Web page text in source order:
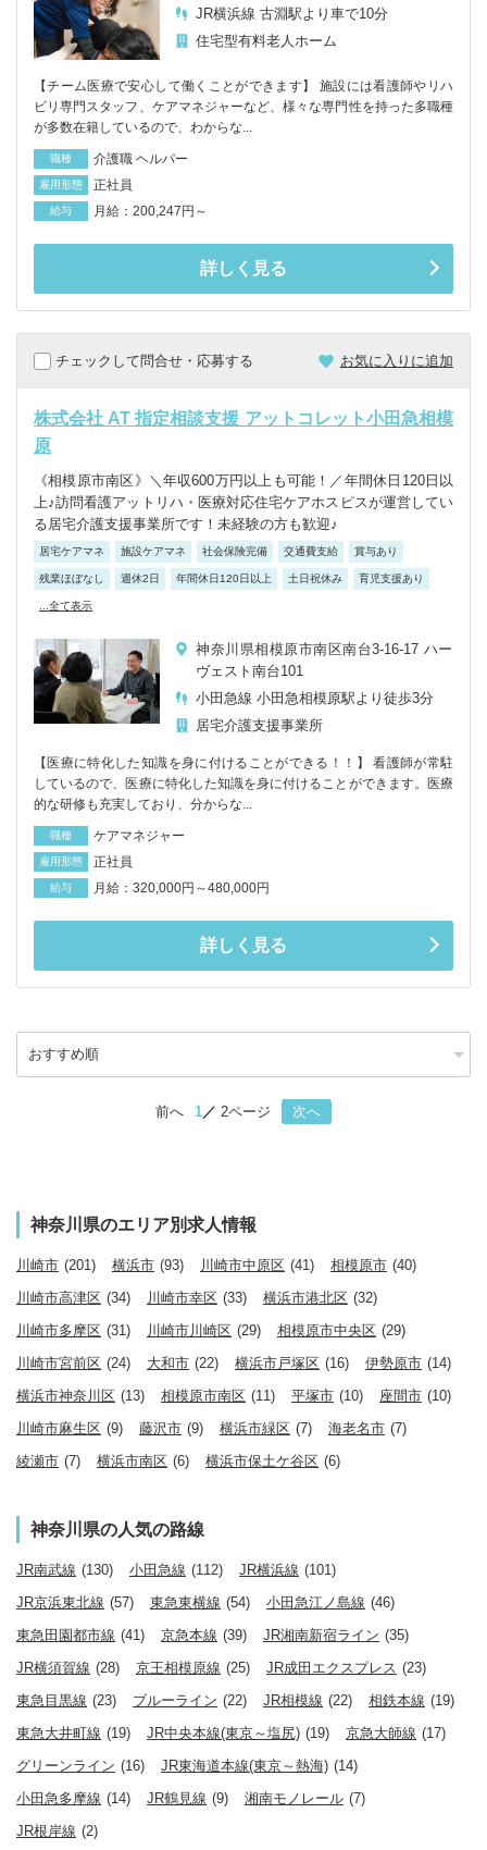
JR横浜線 古淵駅より車で10分
住宅型有料老人ホーム
【チーム医療で安心して働くことができます】 施設には看護師やリハ
ビリ専門スタッフ、ケアマネジャーなど、様々な専門性を持った多職種
が多数在籍しているので、わからな...
職種 介護職 ヘルパー
雇用形態 正社員
給与 月給：200,247円～
詳しく見る
チェックして問合せ・応募する お気に入りに追加
株式会社 AT 指定相談支援 アットコレット小田急相模
原
《相模原市南区》＼年収600万円以上も可能！／年間休日120日以
上♪訪問看護アットリハ・医療対応住宅ケアホスピスが運営してい
る居宅介護支援事業所です！未経験の方も歓迎♪
居宅ケアマネ 施設ケアマネ 社会保険完備 交通費支給 賞与あり
残業ほぼなし 週休2日 年間休日120日以上 土日祝休み 育児支援あり
...全て表示
神奈川県相模原市南区南台3-16-17 ハー
ヴェスト南台101
小田急線 小田急相模原駅より徒歩3分
居宅介護支援事業所
【医療に特化した知識を身に付けることができる！！】 看護師が常駐
しているので、医療に特化した知識を身に付けることができます。医療
的な研修も充実しており、分からな...
職種 ケアマネジャー
雇用形態 正社員
給与 月給：320,000円～480,000円
詳しく見る
前へ 1 2ページ 次へ
神奈川県のエリア別求人情報
川崎市 (201) 横浜市 (93) 川崎市中原区 (41) 相模原市 (40)
川崎市高津区 (34) 川崎市幸区 (33) 横浜市港北区 (32)
川崎市多摩区 (31) 川崎市川崎区 (29) 相模原市中央区 (29)
川崎市宮前区 (24) 大和市 (22) 横浜市戸塚区 (16) 伊勢原市 (14)
横浜市神奈川区 (13) 相模原市南区 (11) 平塚市 (10) 座間市 (10)
川崎市麻生区 (9) 藤沢市 (9) 横浜市緑区 (7) 海老名市 (7)
綾瀬市 (7) 横浜市南区 (6) 横浜市保土ケ谷区 (6)
神奈川県の人気の路線
JR南武線 (130) 小田急線 (112) JR横浜線 (101)
JR京浜東北線 (57) 東急東横線 (54) 小田急江ノ島線 (46)
東急田園都市線 (41) 京急本線 (39) JR湘南新宿ライン (35)
JR横須賀線 (28) 京王相模原線 (25) JR成田エクスプレス (23)
東急目黒線 (23) ブルーライン (22) JR相模線 (22) 相鉄本線 (19)
東急大井町線 (19) JR中央本線(東京～塩尻) (19) 京急大師線 (17)
グリーンライン (16) JR東海道本線(東京～熱海) (14)
小田急多摩線 (14) JR鶴見線 (9) 湘南モノレール (7)
JR根岸線 (2)